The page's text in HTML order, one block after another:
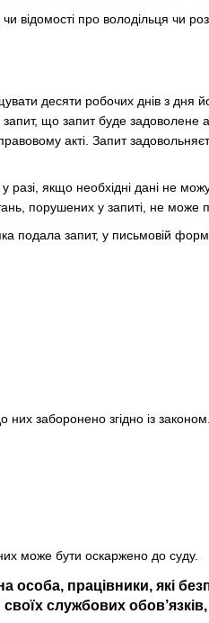
відомості про володільця чи
десяти робочих днів з дня
що запит буде задоволене
акті. Запит
разі, якщо необхідні дані не
порушених у запиті, не може
подала запит, у письмовій
заборонено згідно із законом.
може бути оскаржено до суду.
особа, працівники, які
службових